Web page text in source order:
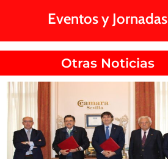
Eventos y Jornadas
Otras Noticias